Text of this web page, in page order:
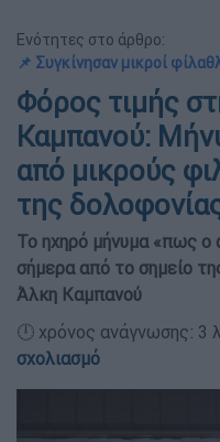
Ενότητες στο άρθρο:
📌 Συγκίνησαν μικροί
Φόρος τιμής
Καμπανού:
από μικρούς
της
Το ηχηρό μήνυμα «πως ο
σήμερα από το σημείο
Άλκη Καμπανού
🕛 χρόνος ανάγνωσης:
σχολιασμό